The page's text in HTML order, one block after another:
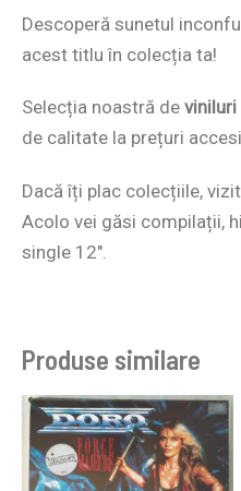
Descoperă sunetul
acest titlu în colecția ta!
Selecția noastră de viniluri
de calitate la prețuri
Dacă îți plac colecțiile,
Acolo vei găsi compilații,
single 12″.
Produse similare